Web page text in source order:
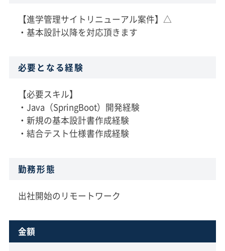
【進学管理サイトリニューアル案件】△
・基本設計以降を対応頂きます
必要となる経験
【必要スキル】
・Java（SpringBoot）開発経験
・新規の基本設計書作成経験
・結合テスト仕様書作成経験
勤務形態
出社開始のリモートワーク
金額